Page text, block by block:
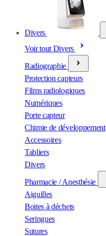
Divers
Voir tout Divers
Radiographie
Protection capteurs
Films radiologiques
Numériques
Porte capteur
Chimie de développement
Accessoires
Tabliers
Divers
Pharmacie / Anesthésie
Aiguilles
Boites à déchets
Seringues
Sutures